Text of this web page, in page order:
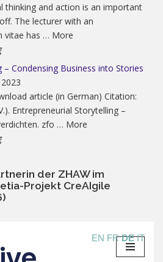
thinking and action is an important
The lecturer with an
vitae has … More
– Condensing Business into Stories
2023
article (in German) Citation:
Entrepreneurial Storytelling –
zfo … More
der ZHAW im
Projekt CreAIgile